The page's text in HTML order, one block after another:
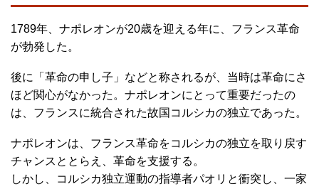
1789年、ナポレオンが20歳を迎える年に、フランス革命
が勃発した。
後に「革命の申し子」などと称されるが、当時は革命にさ
ほど関心がなかった。ナポレオンにとって重要だったの
は、フランスに統合された故国コルシカの独立であった。
ナポレオンは、フランス革命をコルシカの独立を取り戻す
チャンスととらえ、革命を支援する。
しかし、コルシカ独立運動の指導者パオリと衝突し、一家